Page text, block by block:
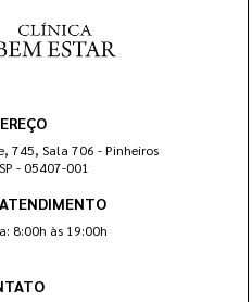
745, Sala 706 - Pinheiros
- 05407-001
8:00h às 19:00h